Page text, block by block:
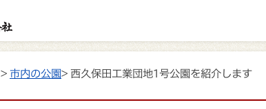
> 市内の公園> 西久保田工業団地1号公園を紹介します